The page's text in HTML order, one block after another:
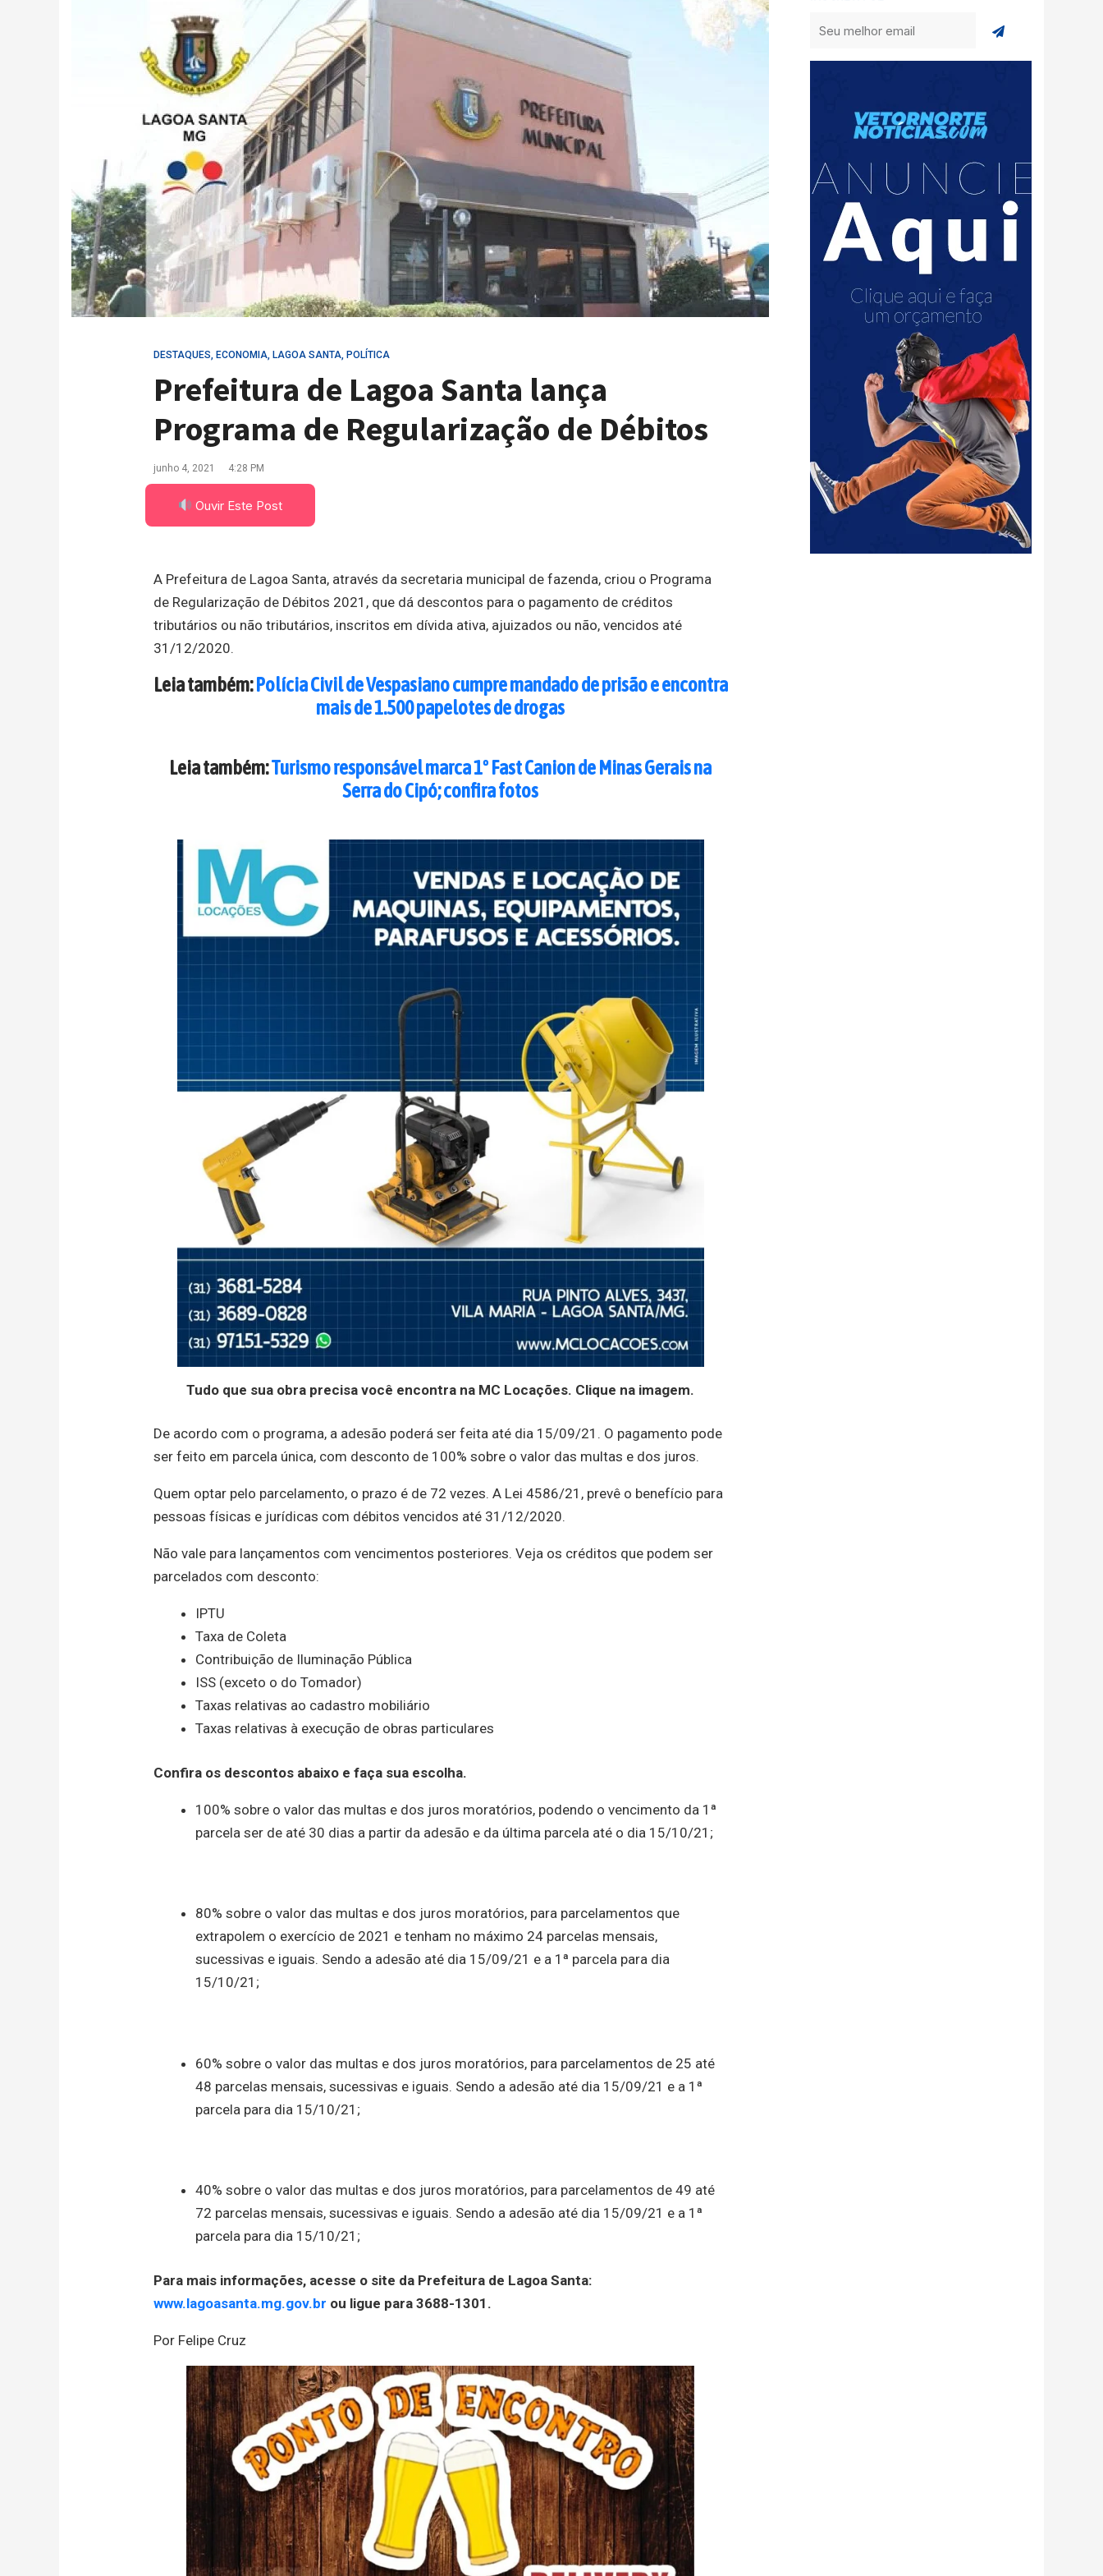
DESTAQUES, ECONOMIA, LAGOA SANTA, POLÍTICA
Prefeitura de Lagoa Santa lança
Programa de Regularização de Débitos
junho 4, 2021 4:28 PM
Ouvir Este Post
A Prefeitura de Lagoa Santa, através da secretaria municipal de fazenda, criou o Programa
de Regularização de Débitos 2021, que dá descontos para o pagamento de créditos
tributários ou não tributários, inscritos em dívida ativa, ajuizados ou não, vencidos até
31/12/2020.
Leia também:Polícia Civil de Vespasiano cumpre mandado de prisão e encontra
mais de 1.500 papelotes de drogas
Leia também:Turismo responsável marca 1º Fast Canion de Minas Gerais na
Serra do Cipó; confira fotos
Tudo que sua obra precisa você encontra na MC Locações. Clique na imagem.
De acordo com o programa, a adesão poderá ser feita até dia 15/09/21. O pagamento pode
ser feito em parcela única, com desconto de 100% sobre o valor das multas e dos juros.
Quem optar pelo parcelamento, o prazo é de 72 vezes. A Lei 4586/21, prevê o benefício para
pessoas físicas e jurídicas com débitos vencidos até 31/12/2020.
Não vale para lançamentos com vencimentos posteriores. Veja os créditos que podem ser
parcelados com desconto:
IPTU
Taxa de Coleta
Contribuição de Iluminação Pública
ISS (exceto o do Tomador)
Taxas relativas ao cadastro mobiliário
Taxas relativas à execução de obras particulares
Confira os descontos abaixo e faça sua escolha.
100% sobre o valor das multas e dos juros moratórios, podendo o vencimento da 1ª
parcela ser de até 30 dias a partir da adesão e da última parcela até o dia 15/10/21;
80% sobre o valor das multas e dos juros moratórios, para parcelamentos que
extrapolem o exercício de 2021 e tenham no máximo 24 parcelas mensais,
sucessivas e iguais. Sendo a adesão até dia 15/09/21 e a 1ª parcela para dia
15/10/21;
60% sobre o valor das multas e dos juros moratórios, para parcelamentos de 25 até
48 parcelas mensais, sucessivas e iguais. Sendo a adesão até dia 15/09/21 e a 1ª
parcela para dia 15/10/21;
40% sobre o valor das multas e dos juros moratórios, para parcelamentos de 49 até
72 parcelas mensais, sucessivas e iguais. Sendo a adesão até dia 15/09/21 e a 1ª
parcela para dia 15/10/21;
Para mais informações, acesse o site da Prefeitura de Lagoa Santa:
www.lagoasanta.mg.gov.br ou ligue para 3688-1301.
Por Felipe Cruz